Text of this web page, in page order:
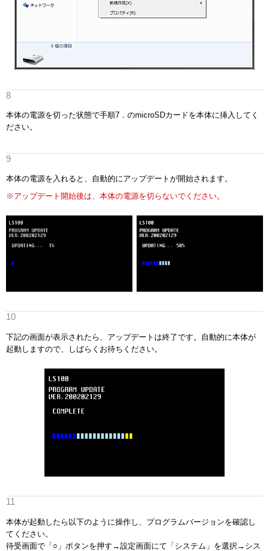
本体の電源を切った状態で手順7．のmicroSDカードを本体に挿入してく
ださい。
本体の電源を入れると、自動的にアップデートが開始されます。
※アップデート開始後は、本体の電源を切らないでください。
下記の画面が表示されたら、アップデートは終了です。自動的に本体が
起動しますので、しばらくお待ちください。
本体が起動したら以下のように操作し、プログラムバージョンを確認し
てください。
待受画面で「○」ボタンを押す→設定画面にて「システム」を選択→シス